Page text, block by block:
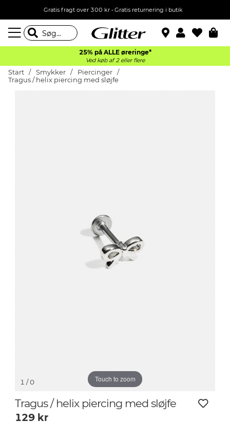
Gratis fragt over 300 kr • Gratis returnering i butik
25% på ALLE øreringe*
Ved køb af 2 eller flere
Start Smykker
Piercinger
Tragus / helix piercing med sløjfe
Touch to zoom
1 / 0
Tragus / helix piercing med sløjfe
129 kr